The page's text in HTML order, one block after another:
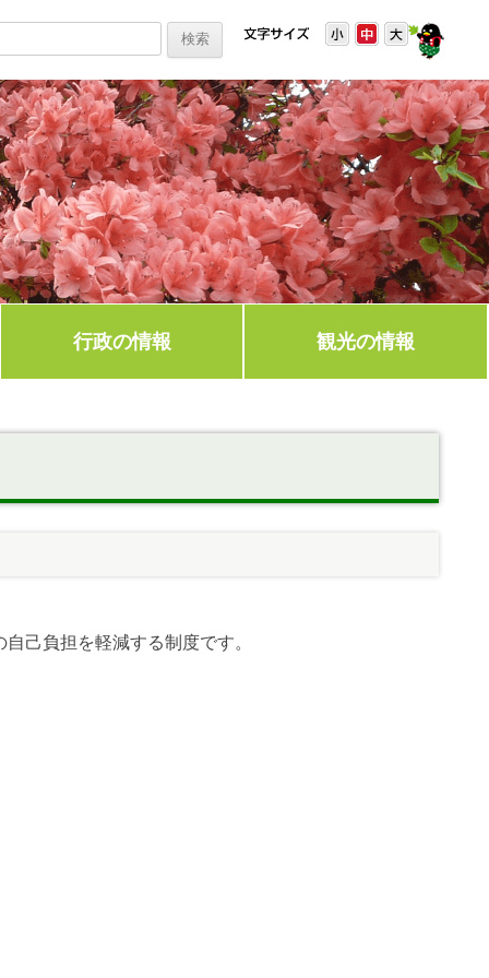
行政の情報 観光の情報
己負担を軽減する制度です。